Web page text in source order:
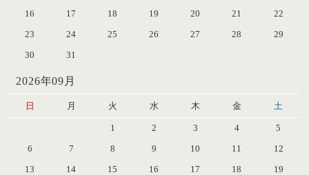
16
17 18 19 20 21
22
23
24 25 26 27 28
29
30
31
2026年09月
日 月 火 水 木 金 土
1 2 3 4
5
6
7 8 9 10 11
12
13
14 15 16 17 18
19